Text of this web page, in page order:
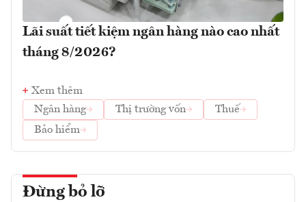
Lãi suất tiết kiệm ngân hàng nào cao nhất
tháng 8/2026?
Xem thêm
Ngân hàng
Thị trường vốn
Thuế
Bảo hiểm
Đừng bỏ lỡ